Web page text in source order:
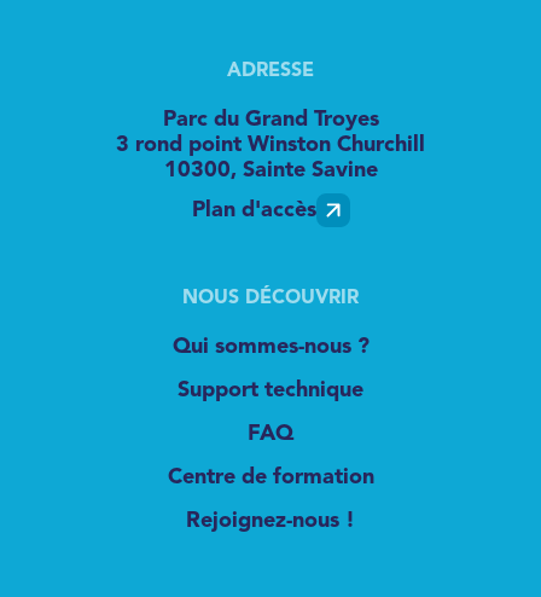
ADRESSE
Parc du Grand Troyes
3 rond point Winston Churchill
10300, Sainte Savine
Plan d'accès
NOUS DÉCOUVRIR
Qui sommes-nous ?
Support technique
FAQ
Centre de formation
Rejoignez-nous !